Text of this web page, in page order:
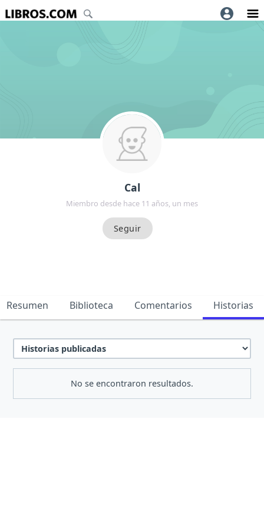
Cal
Miembro desde hace 11 años, un mes
Resumen Biblioteca Comentarios Historias
No se encontraron resultados.